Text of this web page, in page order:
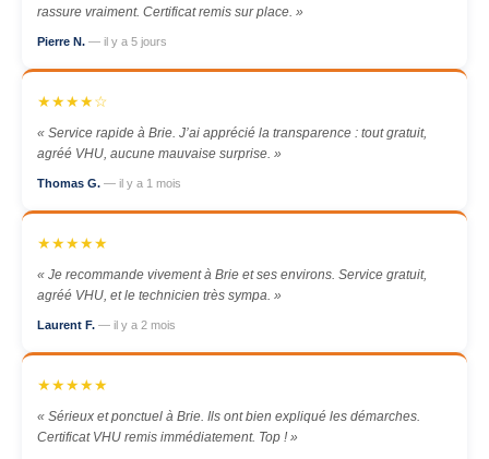
rassure vraiment. Certificat remis sur place. »
Pierre N. — il y a 5 jours
★★★★☆
« Service rapide à Brie. J’ai apprécié la transparence : tout gratuit,
agréé VHU, aucune mauvaise surprise. »
Thomas G. — il y a 1 mois
★★★★★
« Je recommande vivement à Brie et ses environs. Service gratuit,
agréé VHU, et le technicien très sympa. »
Laurent F. — il y a 2 mois
★★★★★
« Sérieux et ponctuel à Brie. Ils ont bien expliqué les démarches.
Certificat VHU remis immédiatement. Top ! »